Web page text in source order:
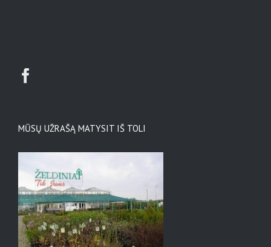
MŪSŲ UŽRAŠĄ MATYSIT IŠ TOLI